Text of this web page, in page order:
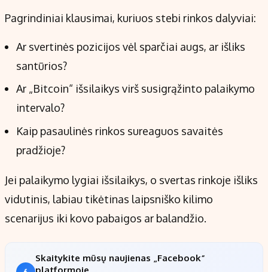
Pagrindiniai klausimai, kuriuos stebi rinkos dalyviai:
Ar svertinės pozicijos vėl sparčiai augs, ar išliks
santūrios?
Ar „Bitcoin“ išsilaikys virš susigrąžinto palaikymo
intervalo?
Kaip pasaulinės rinkos sureaguos savaitės
pradžioje?
Jei palaikymo lygiai išsilaikys, o svertas rinkoje išliks
vidutinis, labiau tikėtinas laipsniško kilimo
scenarijus iki kovo pabaigos ar balandžio.
Skaitykite mūsų naujienas „Facebook“
platformoje